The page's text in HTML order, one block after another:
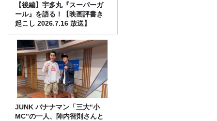
【後編】宇多丸『スーパーガ
ール』を語る！【映画評書き
起こし 2026.7.16 放送】
JUNK バナナマン「三大“小
MC”の一人、陣内智則さんと